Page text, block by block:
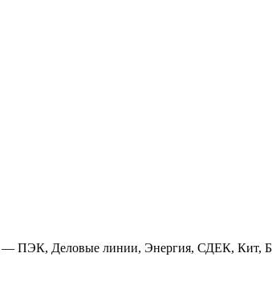
— ПЭК, Деловые линии, Энергия, СДЕК, Кит,